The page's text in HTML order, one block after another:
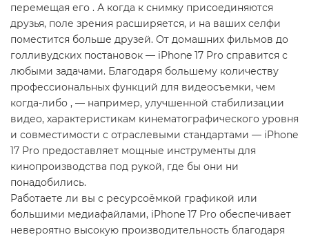
перемещая его . А когда к снимку присоединяются
друзья, поле зрения расширяется, и на ваших селфи
поместится больше друзей. От домашних фильмов до
голливудских постановок — iPhone 17 Pro справится с
любыми задачами. Благодаря большему количеству
профессиональных функций для видеосъемки, чем
когда-либо , — например, улучшенной стабилизации
видео, характеристикам кинематографического уровня
и совместимости с отраслевыми стандартами — iPhone
17 Pro предоставляет мощные инструменты для
кинопроизводства под рукой, где бы они ни
понадобились.
Работаете ли вы с ресурсоёмкой графикой или
большими медиафайлами, iPhone 17 Pro обеспечивает
невероятно высокую производительность благодаря